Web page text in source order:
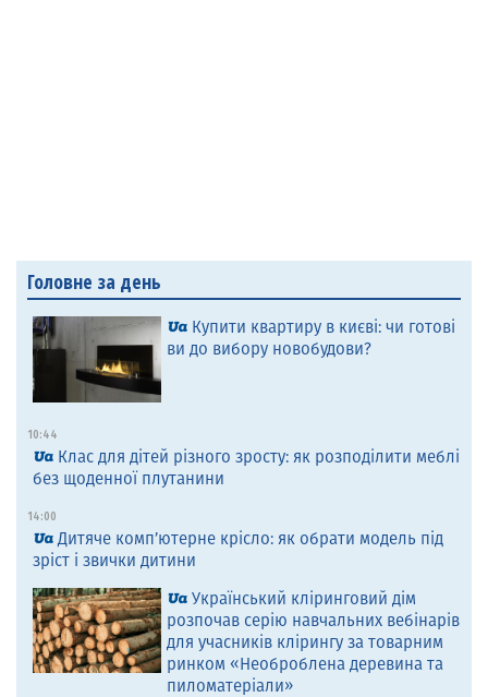
Головне за день
Купити квартиру в києві: чи готові
ви до вибору новобудови?
10:44
Клас для дітей різного зросту: як розподілити меблі
без щоденної плутанини
14:00
Дитяче комп’ютерне крісло: як обрати модель під
зріст і звички дитини
Український кліринговий дім
розпочав серію навчальних вебінарів
для учасників клірингу за товарним
ринком «Необроблена деревина та
пиломатеріали»